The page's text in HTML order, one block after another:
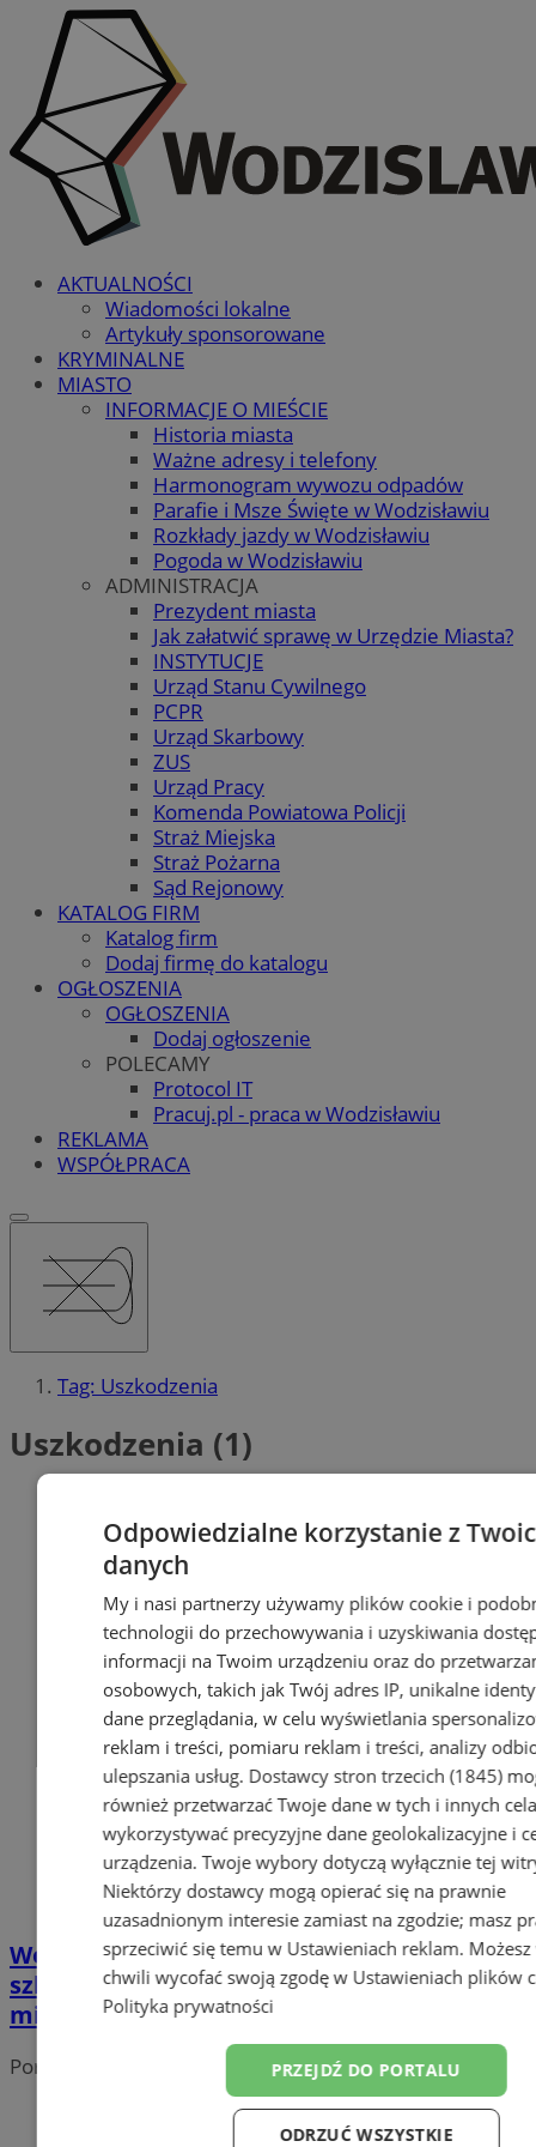
AKTUALNOŚCI
Wiadomości lokalne
Artykuły sponsorowane
KRYMINALNE
MIASTO
INFORMACJE O MIEŚCIE
Historia miasta
Ważne adresy i telefony
Harmonogram wywozu odpadów
Parafie i Msze Święte w Wodzisławiu
Rozkłady jazdy w Wodzisławiu
Pogoda w Wodzisławiu
ADMINISTRACJA
Prezydent miasta
Jak załatwić sprawę w Urzędzie Miasta?
INSTYTUCJE
Urząd Stanu Cywilnego
PCPR
Urząd Skarbowy
ZUS
Urząd Pracy
Komenda Powiatowa Policji
Straż Miejska
Straż Pożarna
Sąd Rejonowy
KATALOG FIRM
Katalog firm
Dodaj firmę do katalogu
OGŁOSZENIA
OGŁOSZENIA
Dodaj ogłoszenie
POLECAMY
Protocol IT
Pracuj.pl - praca w Wodzisławiu
REKLAMA
WSPÓŁPRACA
Tag: Uszkodzenia
Uszkodzenia (1)
Wodzisław Śląski: Jak skutecznie zgłosić
szkodę po powodzi? Poradnik dla
mieszkańców
Portal należy do sieci
Odpowiedzialne korzystanie z
danych
My i nasi partnerzy używamy plików cookie i
technologii do przechowywania i uzyskiwania
informacji na Twoim urządzeniu oraz do
osobowych, takich jak Twój adres IP, unikalne
dane przeglądania, w celu wyświetlania
reklam i treści, pomiaru reklam i treści, analizy
ulepszania usług. Dostawcy stron trzecich (1845)
również przetwarzać Twoje dane w tych i innych
wykorzystywać precyzyjne dane geolokalizacyjne i
urządzenia. Twoje wybory dotyczą wyłącznie tej
Niektórzy dostawcy mogą opierać się na prawnie
uzasadnionym interesie zamiast na zgodzie; masz
sprzeciwić się temu w Ustawieniach reklam.
chwili wycofać swoją zgodę w Ustawieniach plików
Polityka prywatności
PRZEJDŹ DO PORTALU
ODRZUĆ WSZYSTKIE